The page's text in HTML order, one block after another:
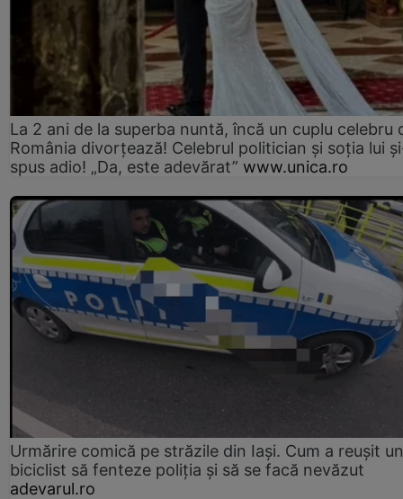
La 2 ani de la superba nuntă, încă un cuplu celebru
România divorțează! Celebrul politician și soția lui
spus adio! „Da, este adevărat” www.unica.ro
Urmărire comică pe străzile din Iași. Cum a reușit un
biciclist să fenteze poliția și să se facă nevăzut
adevarul.ro